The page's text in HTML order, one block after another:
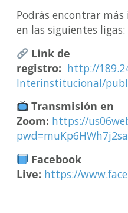
Podrás encontrar
en las siguientes ligas:
Link de
registro: http://
Interinstitucional/
Transmisión en
Zoom: https://
Facebook
Live: https://